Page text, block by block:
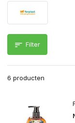
Filter
6 producten